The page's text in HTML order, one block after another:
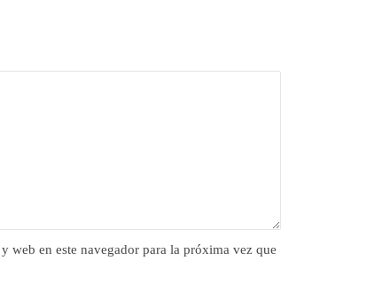
web en este navegador para la próxima vez que